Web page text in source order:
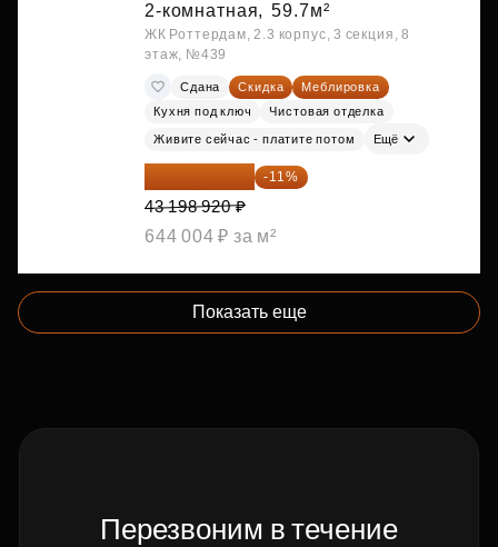
2-комнатная, 59.7м²
ЖК Роттердам, 2.3 корпус, 3 секция, 8
этаж, №439
Сдана Скидка
Меблировка
Кухня под ключ
Чистовая отделка
Живите сейчас - платите потом Ещё
38 447 039 ₽ -11%
43 198 920 ₽
644 004 ₽ за м²
Показать еще
Перезвоним в течение